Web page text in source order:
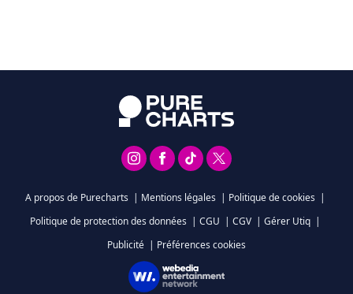
A propos de Purecharts | Mentions légales | Politique de cookies |
Politique de protection des données | CGU | CGV | Gérer Utiq |
Publicité | Préférences cookies